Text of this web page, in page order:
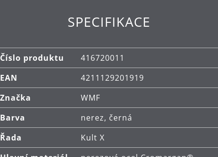
pro širokou škálu receptů
ergonomický design
SPECIFIKACE
Číslo produktu
416720011
EAN
4211129201919
Značka
WMF
Barva
nerez, černá
Řada
Kult X